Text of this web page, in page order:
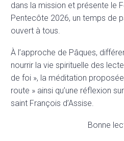
dans la mission et présente le
Pentecôte 2026, un temps de
ouvert à tous.
À l’approche de Pâques,
nourrir la vie spirituelle des
de foi », la méditation
route » ainsi qu’une réflexion
saint François d’Assise.
Bonne